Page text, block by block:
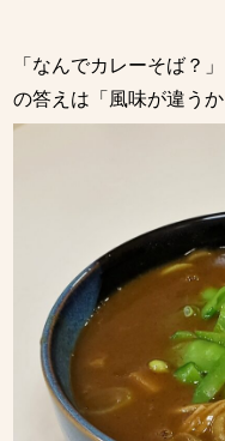
「なんでカレーそば？
の答えは「風味が違うか